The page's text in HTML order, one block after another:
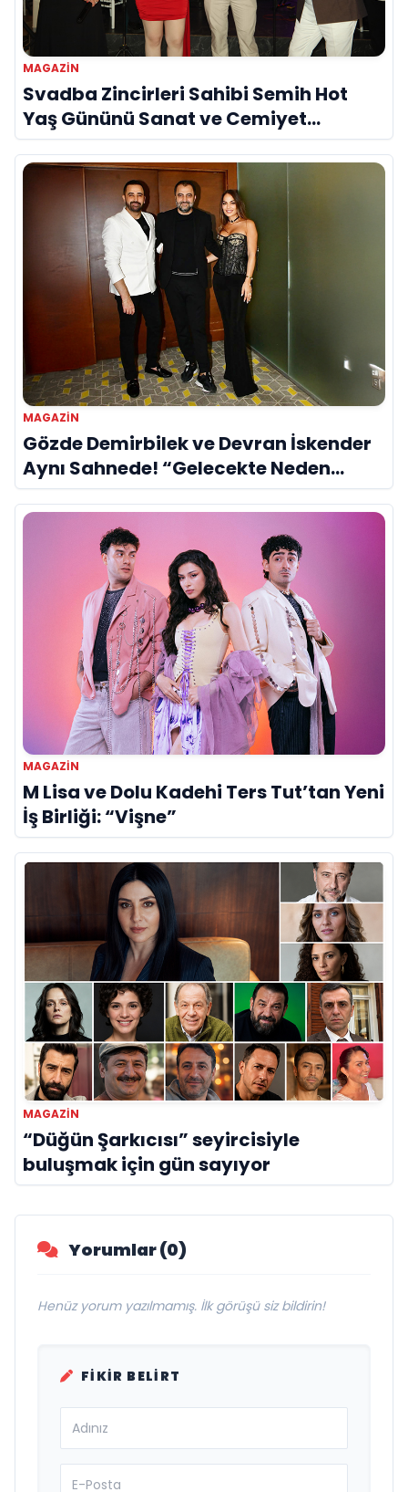
MAGAZIN
Svadba Zincirleri Sahibi Semih Hot
Yaş Gününü Sanat ve Cemiyet
Dünyasının Ünlü İsimleriyle Kutladı!
MAGAZIN
Gözde Demirbilek ve Devran İskender
Aynı Sahnede! “Gelecekte Neden
Olmasın?”
MAGAZIN
M Lisa ve Dolu Kadehi Ters Tut’tan Yeni
İş Birliği: “Vişne”
MAGAZIN
“Düğün Şarkıcısı” seyircisiyle
buluşmak için gün sayıyor
Yorumlar (0)
Henüz yorum yazılmamış. İlk görüşü siz bildirin!
FIKIR BELIRT